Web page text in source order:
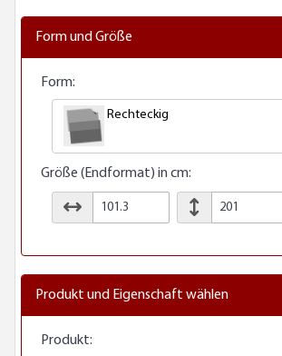
Form und Größe
Form:
Rechteckig
Größe (Endformat) in cm:
Produkt und Eigenschaft wählen
Produkt: